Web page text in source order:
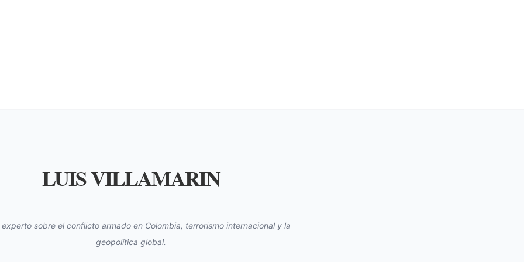
LUIS VILLAMARIN
experto sobre el conflicto armado en Colombia, terrorismo internacional y la
geopolítica global.